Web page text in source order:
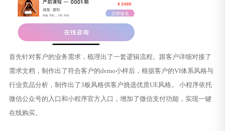
首先针对客户的业务需求，梳理出了一套逻辑流程。跟客户详细对接了
需求文档，制作出了符合客户的demo小样后，根据客户的VI体系风格与
行业竞品分析，制作出了3板风格供客户挑选优质UE风格。 小程序依托
微信公众号的入口和小程序官方入口，增加了微信支付功能，实现一键
在线购买。